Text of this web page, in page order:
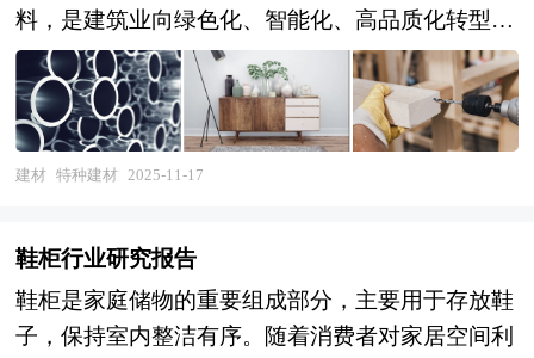
料，是建筑业向绿色化、智能化、高品质化转型升
级的关键物质基础。作为传统建材的价值升级版，
特种建材不仅承载着保障工程安全与耐久的基本职
能，更通过材料创新与技术赋能，成为实现"双
碳"目标、推动绿色建筑落地、提升人居环境品质
建筑业高质量发展的核心引擎，其本质是推动建材
工业从规模驱动向技术驱动、从标准供应向定制化
解决方案跃迁的产业变革载体。 《2025-2030年特
建材 特种建材 2025-11-17
鞋柜行业研究报告
鞋柜是家庭储物的重要组成部分，主要用于存放鞋
子，保持室内整洁有序。随着消费者对家居空间利